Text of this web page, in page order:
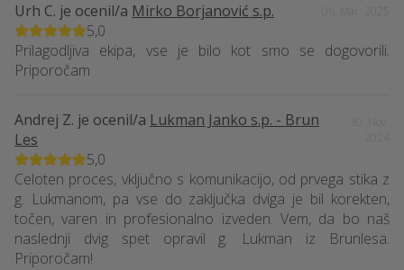
Urh C. je ocenil/a Mirko Borjanović s.p.
5,0
Prilagodljiva ekipa, vse je bilo kot smo se dogovorili.
Priporočam
Andrej Z. je ocenil/a Lukman Janko s.p. - Brun
Les
5,0
Celoten proces, vključno s komunikacijo, od prvega stika z
g. Lukmanom, pa vse do zaključka dviga je bil korekten,
točen, varen in profesionalno izveden. Vem, da bo naš
naslednji dvig spet opravil g. Lukman iz Brunlesa.
Priporočam!